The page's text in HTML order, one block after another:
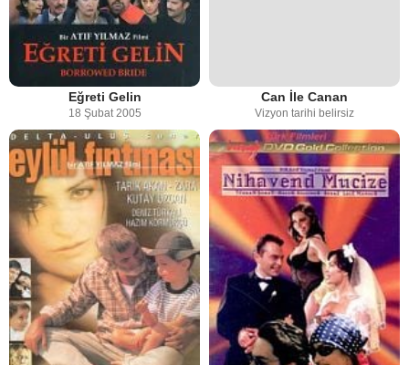
Eğreti Gelin
18 Şubat 2005
Can İle Canan
Vizyon tarihi belirsiz